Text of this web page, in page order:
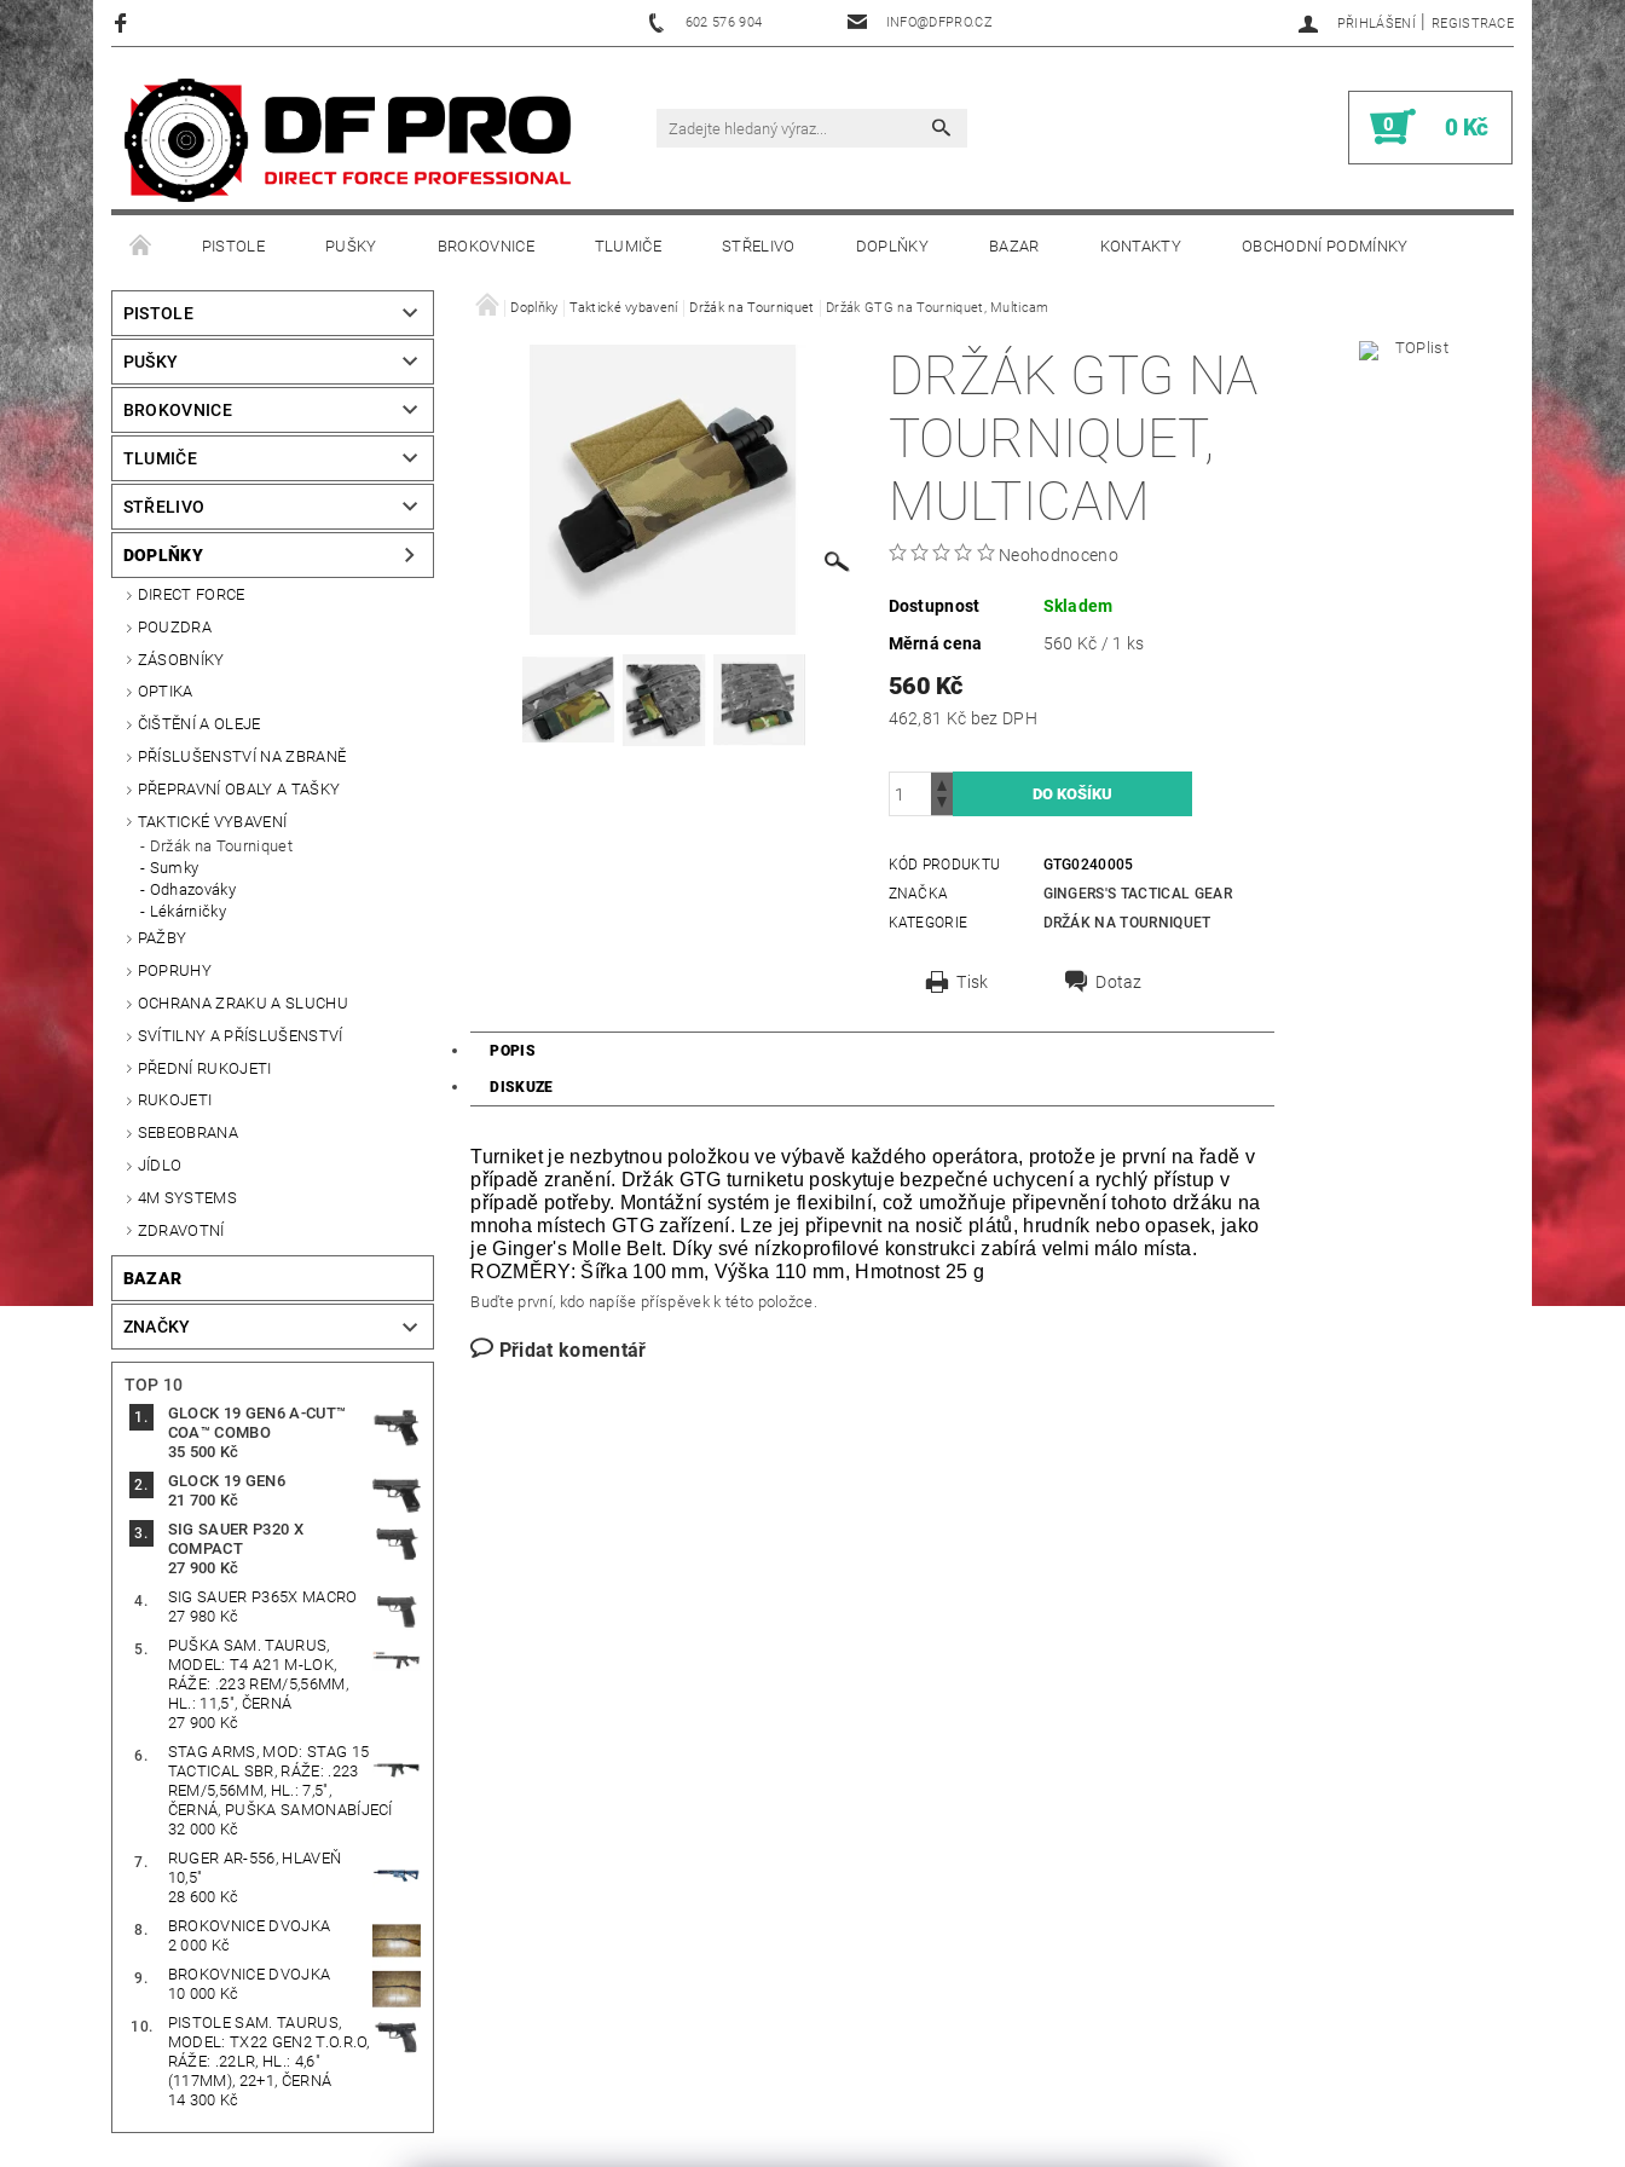
602 576 904 INFO@DFPRO.CZ PŘIHLÁŠENÍ | REGISTRACE
0 0 Kč
PISTOLE PUŠKY BROKOVNICE TLUMIČE STŘELIVO DOPLŇKY BAZAR KONTAKTY OBCHODNÍ PODMÍNKY
PISTOLE
PUŠKY
BROKOVNICE
TLUMIČE
STŘELIVO
DOPLŇKY
DIRECT FORCE
POUZDRA
ZÁSOBNÍKY
OPTIKA
ČIŠTĚNÍ A OLEJE
PŘÍSLUŠENSTVÍ NA ZBRANĚ
PŘEPRAVNÍ OBALY A TAŠKY
TAKTICKÉ VYBAVENÍ
Držák na Tourniquet
Sumky
Odhazováky
Lékárničky
PAŽBY
POPRUHY
OCHRANA ZRAKU A SLUCHU
SVÍTILNY A PŘÍSLUŠENSTVÍ
PŘEDNÍ RUKOJETI
RUKOJETI
SEBEOBRANA
JÍDLO
4M SYSTEMS
ZDRAVOTNÍ
BAZAR
ZNAČKY
TOP 10
GLOCK 19 GEN6 A-CUT™
COA™ COMBO
35 500 Kč
GLOCK 19 GEN6
21 700 Kč
SIG SAUER P320 X
COMPACT
27 900 Kč
SIG SAUER P365X MACRO
27 980 Kč
PUŠKA SAM. TAURUS,
MODEL: T4 A21 M-LOK,
RÁŽE: .223 REM/5,56MM,
HL.: 11,5", ČERNÁ
27 900 Kč
STAG ARMS, MOD: STAG 15
TACTICAL SBR, RÁŽE: .223
REM/5,56MM, HL.: 7,5",
ČERNÁ, PUŠKA SAMONABÍJECÍ
32 000 Kč
RUGER AR-556, HLAVEŇ
10,5"
28 600 Kč
BROKOVNICE DVOJKA
2 000 Kč
BROKOVNICE DVOJKA
10 000 Kč
PISTOLE SAM. TAURUS,
MODEL: TX22 GEN2 T.O.R.O,
RÁŽE: .22LR, HL.: 4,6"
(117MM), 22+1, ČERNÁ
14 300 Kč
Doplňky Taktické vybavení Držák na Tourniquet Držák GTG na Tourniquet, Multicam
DRŽÁK GTG NA
TOURNIQUET,
MULTICAM
Neohodnoceno
Dostupnost
Skladem
Měrná cena
560 Kč / 1 ks
560 Kč
462,81 Kč bez DPH
KÓD PRODUKTU
GTG0240005
ZNAČKA
GINGERS'S TACTICAL GEAR
KATEGORIE
DRŽÁK NA TOURNIQUET
Tisk Dotaz
POPIS
DISKUZE
Turniket je nezbytnou položkou ve výbavě každého operátora, protože je první na řadě v
případě zranění. Držák GTG turniketu poskytuje bezpečné uchycení a rychlý přístup v
případě potřeby. Montážní systém je flexibilní, což umožňuje připevnění tohoto držáku na
mnoha místech GTG zařízení. Lze jej připevnit na nosič plátů, hrudník nebo opasek, jako
je Ginger's Molle Belt. Díky své nízkoprofilové konstrukci zabírá velmi málo místa.
ROZMĚRY: Šířka 100 mm, Výška 110 mm, Hmotnost 25 g
Buďte první, kdo napíše příspěvek k této položce.
Přidat komentář